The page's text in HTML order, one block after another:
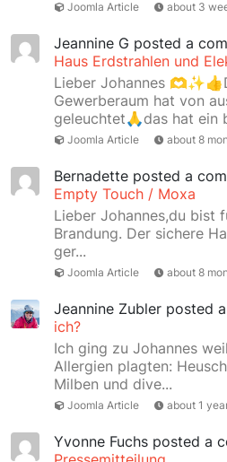
Joomla Article about 3
Jeannine G posted a
Haus Erdstrahlen und
Lieber Johannes
Gewerberaum hat von
geleuchtet🙏das hat ein
Joomla Article about 8
Bernadette posted a
Empty Touch / Moxa
Lieber Johannes,du bist
Brandung. Der sichere
ger...
Joomla Article about 8
Jeannine Zubler posted
ich?
Ich ging zu Johannes
Allergien plagten:
Milben und dive...
Joomla Article about 1
Yvonne Fuchs posted a